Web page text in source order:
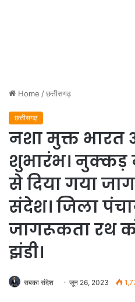
Home /छत्तीसगढ़
छत्तीसगढ़
नशा मुक्त भारत
शुभारंभ। नुक्कड़
से दिया गया
संदेश। जिला
जागरूकता रथ
झंडी।
सबका संदेश जून 26, 2023